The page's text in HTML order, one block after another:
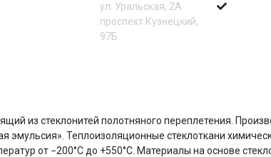
ул. Уральская, 2А
проспект Кузнецкий,
97Б
из стеклонитей полотняного переплетения.
эмульсия». Теплоизоляционные стеклоткани
от −200°С до +550°С. Материалы на основе
списываться
каждые 2 недели